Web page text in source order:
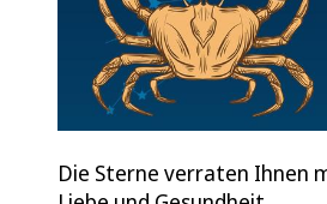
Die Sterne verraten Ihnen